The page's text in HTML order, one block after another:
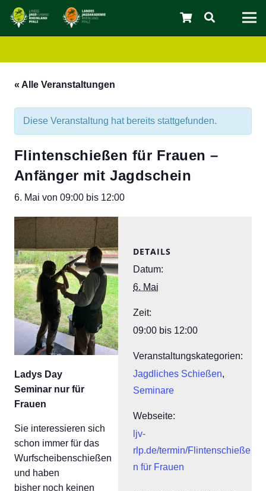
« Alle Veranstaltungen
Diese Veranstaltung hat bereits stattgefunden.
Flintenschießen für Frauen –
Anfänger mit Jagdschein
6. Mai von 09:00 bis 12:00
Ladys Day
Seminar nur für
Frauen
Sie interessieren sich
schon immer für das
Wurfscheibenschießen
und haben
bisher noch keinen
DETAILS
Datum:
6. Mai
Zeit:
09:00 bis 12:00
Veranstaltungskategorien:
Jagdliches Schießen,
Seminare
Webseite:
ljv-
rlp.de/termin/Flintenschieße
n für Frauen